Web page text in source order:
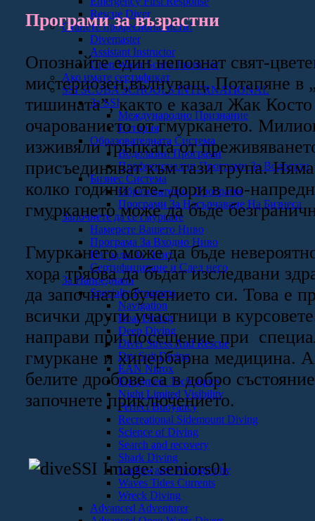
Rescue Diver
Станете професионалисти!
Divemaster
Assistant Instructor
Open Water Scuba Instructor
Ако имате сертификат
SSI SCUBA SCHOOLS INTERNATIONAL
За SSI
Международно Признание
История
Образователната Система
Водолазни Програми
Професионални Програми За Водолази
Бизнес Система
Образователни Програми
Програми За Насърчаване На Бизнеса
Започнете да се гмуркате
Намерете Вашето Ниво
Програма За Входно Ниво
Награди За Опит
Сертифициране и След него
За Напреднали
Specialty Programs
Navigation
Boat Diving
Deep Diving
Diver Stress And Rescue
Dry Suit Diving
EAN Nitrox
Equipment Techniques
Night Limited Visibility
Perfect Buoyancy
Recreational Sidemount Diving
Science of Diving
Search and recovery
Shark Diving
Underwater Photography
Waves Tides Currents
Wreck Diving
Advanced Adventurer
Програми за възрастни
Опознайте един непознат свят-
мистериозен,вълнуващ. Потапяне в
тишината”, както е казал Жак Косто
очарованието от гмуркането.
изживяли тръпката от
присъединяват към тази група.
колко години сте- дори в по-
гмуркането може да бъде
Гмуркането може да бъде
хора трябва да бъдат изследвани
да започнат обучението си. Това е
всички други участници в
направи при посещение при
гмуркане и хипербарна медицина.
белите дробове са в добро
започнете приключението.